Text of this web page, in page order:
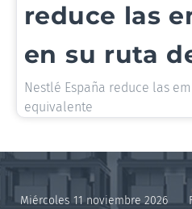
reduce las
en su ruta
Nestlé España reduce las
equivalente
Miércoles 11 noviembre 2026